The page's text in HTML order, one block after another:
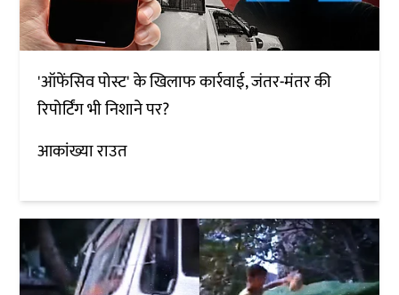
'ऑफेंसिव पोस्ट' के खिलाफ कार्रवाई, जंतर-मंतर की
रिपोर्टिंग भी निशाने पर?
आकांख्या राउत